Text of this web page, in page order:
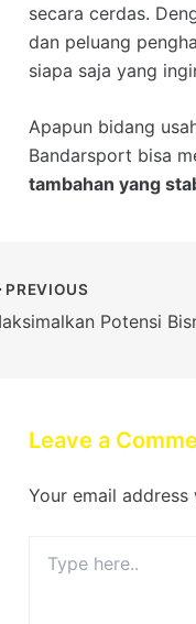
secara cerdas.
dan peluang
siapa saja yang
Apapun bidang
Bandarsport bisa
tambahan yang
PREVIOUS
Leave a
Your email
here..